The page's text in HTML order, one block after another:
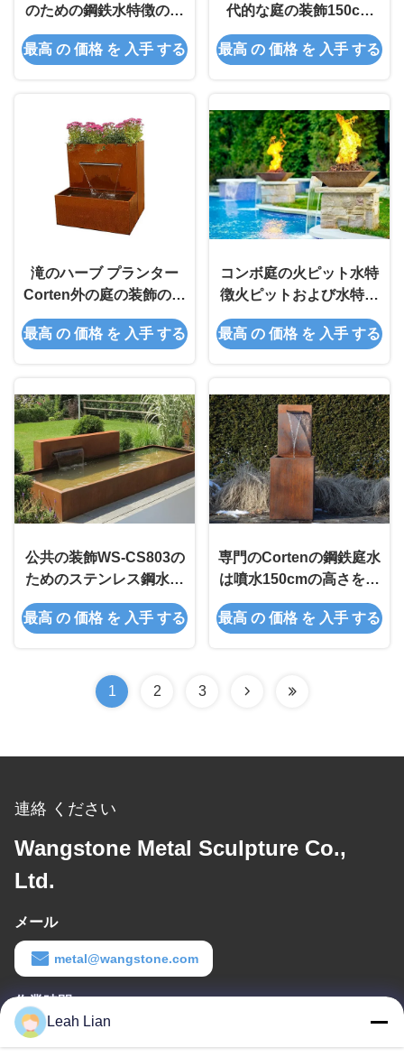
のための鋼鉄水特徴の噴
水
最高 の 価格 を 入手 する
代的な庭の装飾150cm
Diaのサイズ
最高 の 価格 を 入手 する
滝のハーブ プランター
Corten外の庭の装飾のた
めの鋼鉄水特徴
最高 の 価格 を 入手 する
コンボ庭の火ピット水特
徴火ピットおよび水特徴
2.5mm Thicknes
最高 の 価格 を 入手 する
公共の装飾WS-CS803の
ためのステンレス鋼水特
徴の口を組み立てて下さ
い
最高 の 価格 を 入手 する
専門のCortenの鋼鉄庭水
は噴水150cmの高さを特
色にします
最高 の 価格 を 入手 する
1 2 3
連絡 ください
Wangstone Metal Sculpture Co.,
Ltd.
メール
metal@wangstone.com
作業時間
8:30-6:00
Leah Lian